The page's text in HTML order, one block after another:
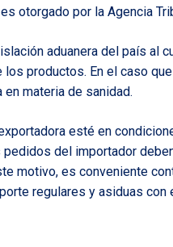
otorgado por la Agencia
aduanera del país al
productos. En el caso
materia de sanidad.
esté en
del importador
motivo, es conveniente
regulares y asiduas